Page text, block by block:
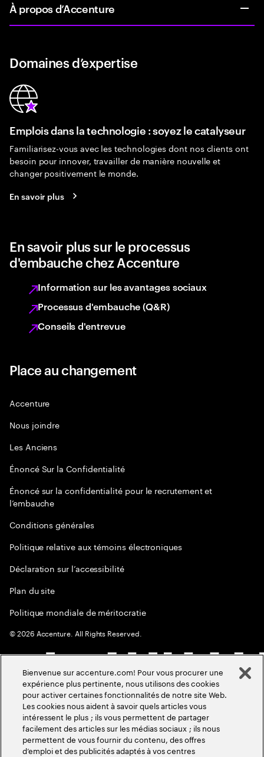
À propos d’Accenture
Domaines d’expertise
Emplois dans la technologie : soyez le catalyseur
Familiarisez-vous avec les technologies dont nos clients ont
besoin pour innover, travailler de manière nouvelle et
changer positivement le monde.
En savoir plus
En savoir plus sur le processus
d'embauche chez Accenture
Information sur les avantages sociaux
Processus d'embauche (Q&R)
Conseils d'entrevue
Place au changement
Accenture
Nous joindre
Les Anciens
Énoncé Sur la Confidentialité
Énoncé sur la confidentialité pour le recrutement et
l’embauche
Conditions générales
Politique relative aux témoins électroniques
Déclaration sur l’accessibilité
Plan du site
Politique mondiale de méritocratie
©2026 Accenture. All Rights Reserved.
Bienvenue sur accenture.com! Pour vous procurer une
expérience plus pertinente, nous utilisons des cookies
pour activer certaines fonctionnalités de notre site Web.
Les cookies nous aident à savoir quels articles vous
intéressent le plus ; ils vous permettent de partager
facilement des articles sur les médias sociaux ; ils nous
permettent de vous fournir du contenu, des offres
d’emploi et des publicités adaptés à vos centres